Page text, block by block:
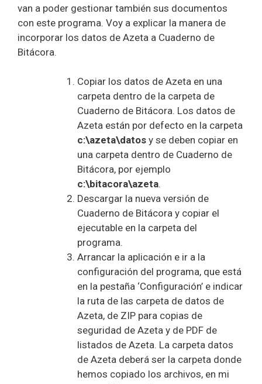
van a poder gestionar también sus documentos
con este programa. Voy a explicar la manera de
incorporar los datos de Azeta a Cuaderno de
Bitácora.
Copiar los datos de Azeta en una
carpeta dentro de la carpeta de
Cuaderno de Bitácora. Los datos de
Azeta están por defecto en la carpeta
c:\azeta\datos y se deben copiar en
una carpeta dentro de Cuaderno de
Bitácora, por ejemplo
c:\bitacora\azeta.
Descargar la nueva versión de
Cuaderno de Bitácora y copiar el
ejecutable en la carpeta del
programa.
Arrancar la aplicación e ir a la
configuración del programa, que está
en la pestaña ‘Configuración’ e indicar
la ruta de las carpeta de datos de
Azeta, de ZIP para copias de
seguridad de Azeta y de PDF de
listados de Azeta. La carpeta datos
de Azeta deberá ser la carpeta donde
hemos copiado los archivos, en mi